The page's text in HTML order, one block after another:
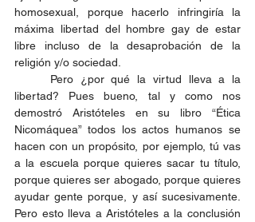
homosexual, porque hacerlo infringiría la
máxima libertad del hombre gay de estar
libre incluso de la desaprobación de la
religión y/o sociedad.
libertad? Pues bueno, tal y como nos
demostró Aristóteles en su libro “Ética
Nicomáquea” todos los actos humanos se
hacen con un propósito, por ejemplo, tú vas
a la escuela porque quieres sacar tu título,
porque quieres ser abogado, porque quieres
ayudar gente porque, y así sucesivamente.
Pero esto lleva a Aristóteles a la conclusión